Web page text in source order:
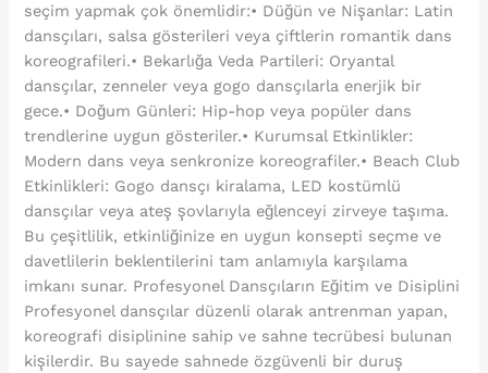
seçim yapmak çok önemlidir:• Düğün ve Nişanlar: Latin
dansçıları, salsa gösterileri veya çiftlerin romantik dans
koreografileri.• Bekarlığa Veda Partileri: Oryantal
dansçılar, zenneler veya gogo dansçılarla enerjik bir
gece.• Doğum Günleri: Hip-hop veya popüler dans
trendlerine uygun gösteriler.• Kurumsal Etkinlikler:
Modern dans veya senkronize koreografiler.• Beach Club
Etkinlikleri: Gogo dansçı kiralama, LED kostümlü
dansçılar veya ateş şovlarıyla eğlenceyi zirveye taşıma.
Bu çeşitlilik, etkinliğinize en uygun konsepti seçme ve
davetlilerin beklentilerini tam anlamıyla karşılama
imkanı sunar. Profesyonel Dansçıların Eğitim ve Disiplini
Profesyonel dansçılar düzenli olarak antrenman yapan,
koreografi disiplinine sahip ve sahne tecrübesi bulunan
kişilerdir. Bu sayede sahnede özgüvenli bir duruş